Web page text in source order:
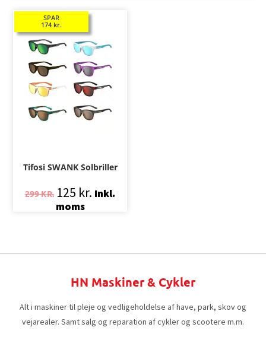
SPAR
174 kr.
Tifosi SWANK Solbriller
299KR. 125 kr. Inkl.
moms
HN Maskiner & Cykler
Alt i maskiner til pleje og vedligeholdelse af have, park, skov og
vejarealer. Samt salg og reparation af cykler og scootere m.m.